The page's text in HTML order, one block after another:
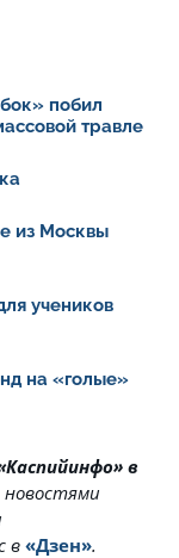
побил
травле
из Москвы
учеников
на «голые»
в
новостями
в«Дзен».